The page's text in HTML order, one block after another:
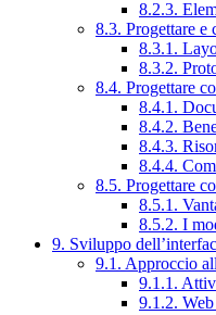
8.2.3.
8.3. Progettare e
8.3.1.
8.3.2.
8.4. Progettare
8.4.1.
8.4.2.
8.4.3.
8.4.4.
8.5. Progettare
8.5.1.
8.5.2. I
9. Sviluppo
9.1. Approccio
9.1.1.
9.1.2.